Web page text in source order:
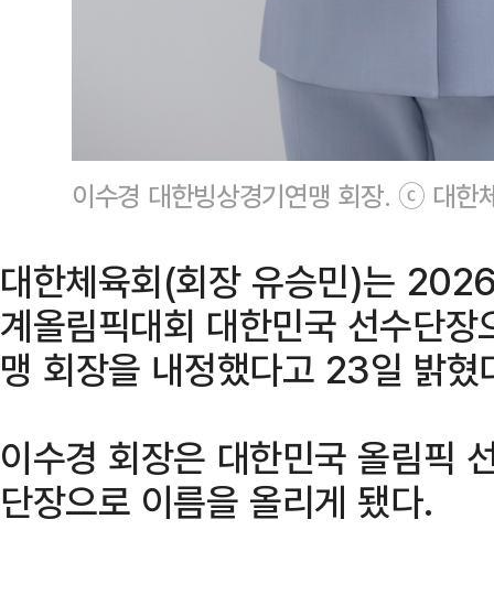
이수경 대한빙상경기연맹 회장. ⓒ 대한
대한체육회(회장 유승민)는
계올림픽대회 대한민국 선수단
맹 회장을 내정했다고 23일 밝혔
이수경 회장은 대한민국 올림픽
단장으로 이름을 올리게 됐다.